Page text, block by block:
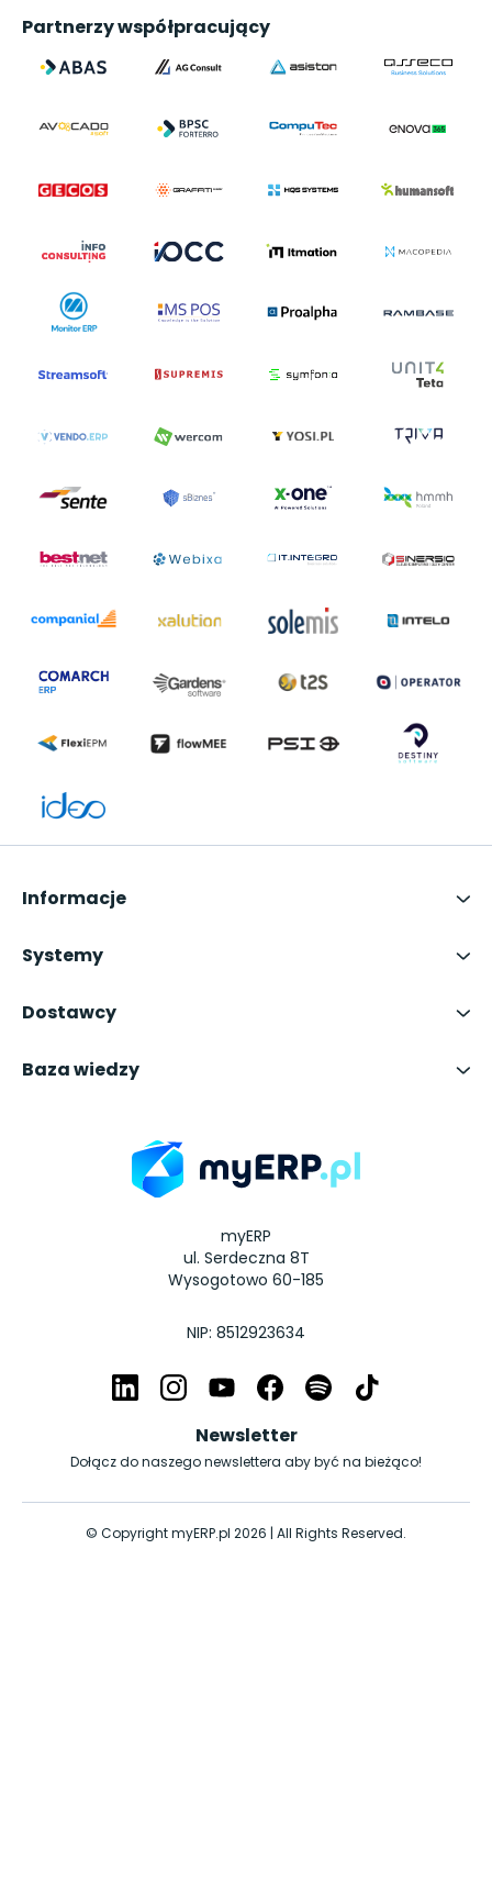
Partnerzy współpracujący
myERP
ul. Serdeczna 8T
Wysogotowo 60-185
NIP: 8512923634
Informacje
Systemy
Dostawcy
Baza wiedzy
Newsletter
Dołącz do naszego newslettera aby być na bieżąco!
© Copyright myERP.pl 2026 | All Rights Reserved.